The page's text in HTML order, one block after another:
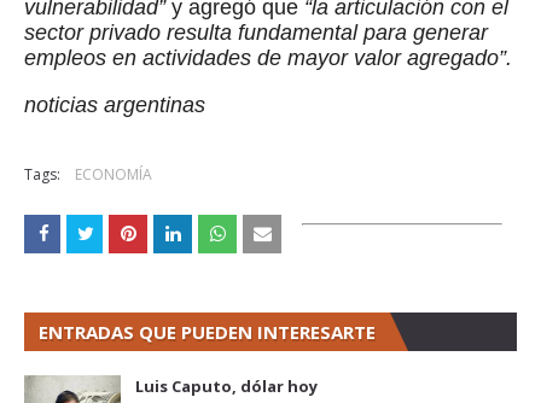
vulnerabilidad”y agregó que “la articulación con el
sector privado resulta fundamental para generar
empleos en actividades de mayor valor agregado”.
noticias argentinas
Tags: ECONOMÍA
ENTRADAS QUE PUEDEN INTERESARTE
Luis Caputo, dólar hoy